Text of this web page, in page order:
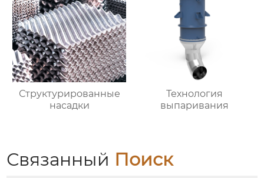
Структурированные
насадки
Технология
выпаривания
Связанный Поиск